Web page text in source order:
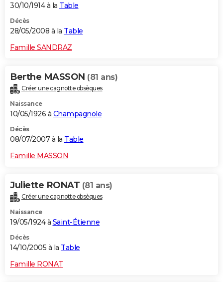
30/10/1914 à la Table
Décès
28/05/2008 à la Table
Famille SANDRAZ
Berthe MASSON (81 ans)
Créer une cagnotte obsèques
Naissance
10/05/1926 à Champagnole
Décès
08/07/2007 à la Table
Famille MASSON
Juliette RONAT (81 ans)
Créer une cagnotte obsèques
Naissance
19/05/1924 à Saint-Étienne
Décès
14/10/2005 à la Table
Famille RONAT